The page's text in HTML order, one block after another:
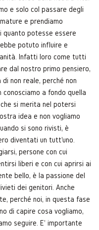
e solo col passare degli
e prendiamo
quanto potesse essere
potuto influire e
Infatti loro come tutti
dal nostro primo pensiero,
non reale, perché non
conosciamo a fondo quella
si merita nel potersi
idea e non vogliamo
si sono rivisti, è
diventati un tutt'uno.
persone con cui
liberi e con cui aprirsi ai
bello, è la passione del
dei genitori. Anche
perché noi, in questa fase
di capire cosa vogliamo,
seguire. E' importante